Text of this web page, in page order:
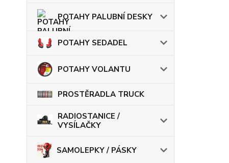
POTAHY PALUBNÍ DESKY
POTAHY SEDADEL
POTAHY VOLANTU
PROSTĚRADLA TRUCK
RADIOSTANICE /
VYSÍLAČKY
SAMOLEPKY / PÁSKY